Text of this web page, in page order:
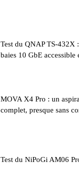
Test du QNAP TS-432X
baies 10 GbE accessible
MOVA X4 Pro : un
complet, presque sans
Test du NiPoGi AM06